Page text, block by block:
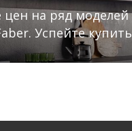
на ряд моделей
Успейте купить